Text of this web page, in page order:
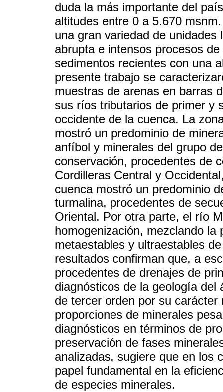
duda la más importante del
altitudes entre 0 a 5.670
una gran variedad de
abrupta e intensos procesos
sedimentos recientes con una
presente trabajo se
muestras de arenas en barras
sus ríos tributarios de primer y
occidente de la cuenca. La
mostró un predominio de
anfíbol y minerales del grupo
conservación, procedentes de
Cordilleras Central y
cuenca mostró un predominio
turmalina, procedentes de
Oriental. Por otra parte, el río
homogenización, mezclando la
metaestables y ultraestables
resultados confirman que, a
procedentes de drenajes de
diagnósticos de la geología del
de tercer orden por su
proporciones de minerales
diagnósticos en términos de
preservación de fases
analizadas, sugiere que en los
papel fundamental en la
de especies minerales.